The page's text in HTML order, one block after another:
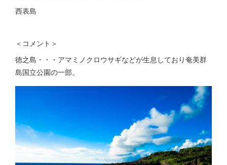
西表島
＜コメント＞
徳之島・・・アマミノクロウサギなどが生息しており奄美群
島国立公園の一部。